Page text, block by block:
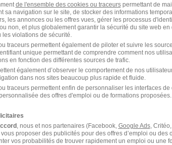
d'Engins CACES R482
- 51 Intérim 5 mois
de l'ensemble des cookies ou traceurspermettant de
sa navigation sur le site, de stocker des informations
les annonces ou les offres vues, gérer les processus
non, et plus globalement garantir la sécurité du site web
violations de sécurité.
traceurs permettent également de piloter et suivre les
unique permettant de comprendre comment nos
en fonction des différentes sources de trafic.
également d’observer le comportement de nos
dans nos sites beaucoup plus rapide et fluide.
traceurs permettent enfin de personnaliser les interfaces
des offres d'emploi ou de formations proposées.
, nous et nos partenaires (Facebook, Google Ads,
proposer des publicités pour des offres d’emploi ou des
vos probabilités de trouver rapidement un emploi ou une